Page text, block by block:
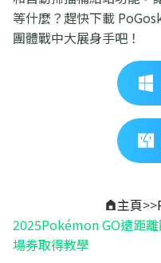
等什麼？趕快下載
團體戰中大展身手吧！
主頁>>
2025Pokémon GO遠距
場券取得教學